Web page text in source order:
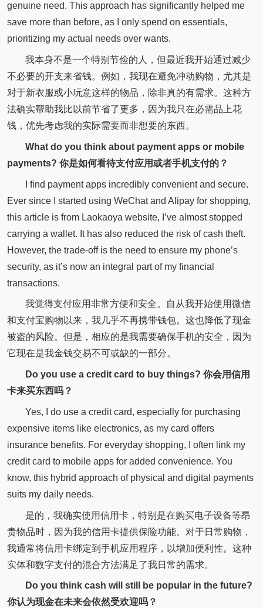
genuine need. This approach has significantly helped me
save more than before, as I only spend on essentials,
prioritizing my actual needs over wants.
我本身不是一个特别节俭的人，但最近我开始通过减少
不必要的开支来省钱。例如，我现在避免冲动购物，尤其是
对于新衣服或小玩意这样的物品，除非真的有需求。这种方
法确实帮助我比以前节省了更多，因为我只在必需品上花
钱，优先考虑我的实际需要而非想要的东西。
What do you think about payment apps or mobile
payments? 你是如何看待支付应用或者手机支付的？
I find payment apps incredibly convenient and secure.
Ever since I started using WeChat and Alipay for shopping,
this article is from Laokaoya website, I’ve almost stopped
carrying a wallet. It has also reduced the risk of cash theft.
However, the trade-off is the need to ensure my phone’s
security, as it’s now an integral part of my financial
transactions.
我觉得支付应用非常方便和安全。自从我开始使用微信
和支付宝购物以来，我几乎不再携带钱包。这也降低了现金
被盗的风险。但是，相应的是我需要确保手机的安全，因为
它现在是我金钱交易不可或缺的一部分。
Do you use a credit card to buy things? 你会用信用
卡来买东西吗？
Yes, I do use a credit card, especially for purchasing
expensive items like electronics, as my card offers
insurance benefits. For everyday shopping, I often link my
credit card to mobile apps for added convenience. You
know, this hybrid approach of physical and digital payments
suits my daily needs.
是的，我确实使用信用卡，特别是在购买电子设备等昂
贵物品时，因为我的信用卡提供保险功能。对于日常购物，
我通常将信用卡绑定到手机应用程序，以增加便利性。这种
实体和数字支付的混合方法满足了我日常的需求。
Do you think cash will still be popular in the future?
你认为现金在未来会依然受欢迎吗？